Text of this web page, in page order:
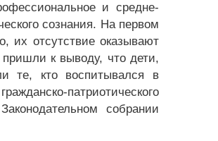
и средне-
сознания. На первом
их отсутствие оказывают
пришли к выводу, что дети,
те, кто воспитывался в
патриотического
собрании